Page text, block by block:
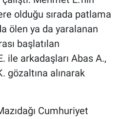
olduğu sırada patlama
ölen ya da yaralanan
başlatılan
ile arkadaşları Abas A.,
gözaltına alınarak
Cumhuriyet